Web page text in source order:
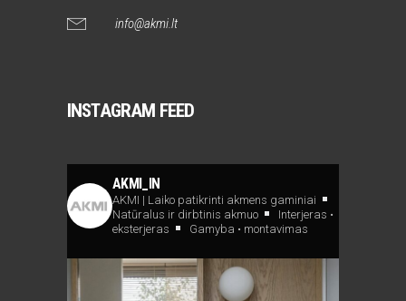
info@akmi.lt
INSTAGRAM FEED
AKMI_IN
AKMI | Laiko patikrinti akmens gaminiai
Natūralus ir dirbtinis akmuo
Interjeras •
eksterjeras
Gamyba • montavimas